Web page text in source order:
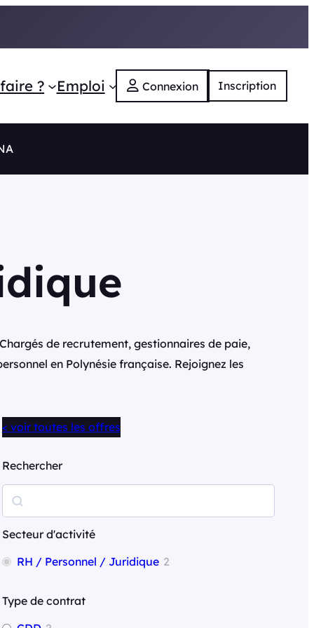
? Emploi Connexion Inscription
de recrutement, gestionnaires de paie,
en Polynésie française. Rejoignez les
< voir toutes les offres
Rechercher
e
c
h
r
Secteur d'activité
RH / Personnel / Juridique 2
Type de contrat